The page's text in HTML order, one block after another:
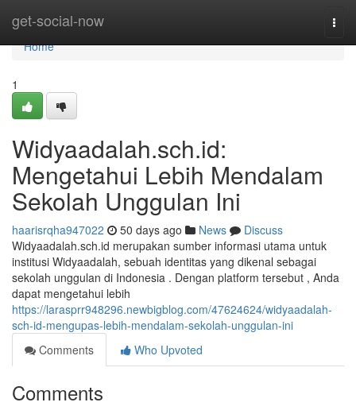
get-social-now
Home
Home
1
Widyaadalah.sch.id:
Mengetahui Lebih Mendalam
Sekolah Unggulan Ini
haarisrqha947022 50 days ago News
Discuss
Widyaadalah.sch.id merupakan sumber informasi utama untuk
institusi Widyaadalah, sebuah identitas yang dikenal sebagai
sekolah unggulan di Indonesia . Dengan platform tersebut , Anda
dapat mengetahui lebih
https://larasprr948296.newbigblog.com/47624624/widyaadalah-
sch-id-mengupas-lebih-mendalam-sekolah-unggulan-ini
Comments
Who Upvoted
Comments